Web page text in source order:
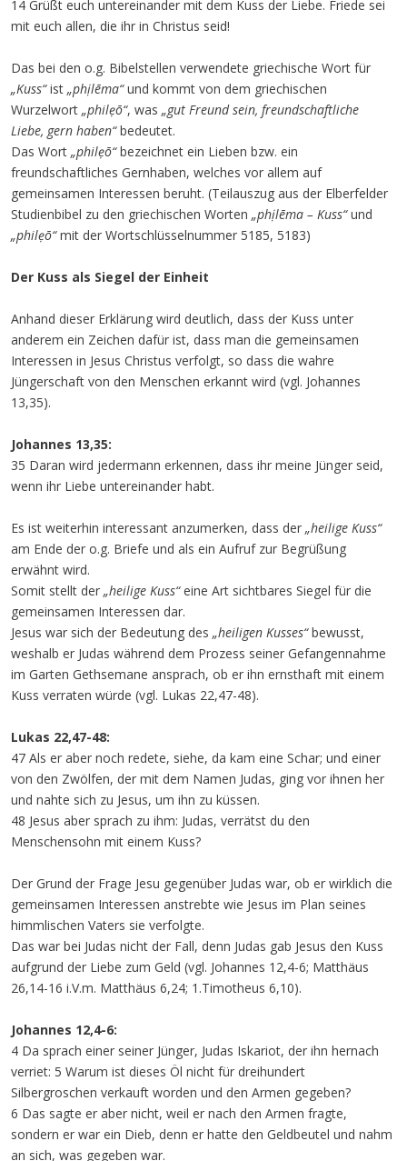
14 Grüßt euch untereinander mit dem Kuss der Liebe. Friede sei
mit euch allen, die ihr in Christus seid!
Das bei den o.g. Bibelstellen verwendete griechische Wort für
„Kuss“ist „phịlēma“und kommt von dem griechischen
Wurzelwort „philẹō“, was „gut Freund sein, freundschaftliche
Liebe, gern haben“bedeutet.
Das Wort „philẹō“bezeichnet ein Lieben bzw. ein
freundschaftliches Gernhaben, welches vor allem auf
gemeinsamen Interessen beruht. (Teilauszug aus der Elberfelder
Studienbibel zu den griechischen Worten „phịlēma – Kuss“und
„philẹō“mit der Wortschlüsselnummer 5185, 5183)
Der Kuss als Siegel der Einheit
Anhand dieser Erklärung wird deutlich, dass der Kuss unter
anderem ein Zeichen dafür ist, dass man die gemeinsamen
Interessen in Jesus Christus verfolgt, so dass die wahre
Jüngerschaft von den Menschen erkannt wird (vgl. Johannes
13,35).
Johannes 13,35:
35 Daran wird jedermann erkennen, dass ihr meine Jünger seid,
wenn ihr Liebe untereinander habt.
Es ist weiterhin interessant anzumerken, dass der „heilige Kuss“
am Ende der o.g. Briefe und als ein Aufruf zur Begrüßung
erwähnt wird.
Somit stellt der „heilige Kuss“eine Art sichtbares Siegel für die
gemeinsamen Interessen dar.
Jesus war sich der Bedeutung des „heiligen Kusses“bewusst,
weshalb er Judas während dem Prozess seiner Gefangennahme
im Garten Gethsemane ansprach, ob er ihn ernsthaft mit einem
Kuss verraten würde (vgl. Lukas 22,47-48).
Lukas 22,47-48:
47 Als er aber noch redete, siehe, da kam eine Schar; und einer
von den Zwölfen, der mit dem Namen Judas, ging vor ihnen her
und nahte sich zu Jesus, um ihn zu küssen.
48 Jesus aber sprach zu ihm: Judas, verrätst du den
Menschensohn mit einem Kuss?
Der Grund der Frage Jesu gegenüber Judas war, ob er wirklich die
gemeinsamen Interessen anstrebte wie Jesus im Plan seines
himmlischen Vaters sie verfolgte.
Das war bei Judas nicht der Fall, denn Judas gab Jesus den Kuss
aufgrund der Liebe zum Geld (vgl. Johannes 12,4-6; Matthäus
26,14-16 i.V.m. Matthäus 6,24; 1.Timotheus 6,10).
Johannes 12,4-6:
4 Da sprach einer seiner Jünger, Judas Iskariot, der ihn hernach
verriet: 5 Warum ist dieses Öl nicht für dreihundert
Silbergroschen verkauft worden und den Armen gegeben?
6 Das sagte er aber nicht, weil er nach den Armen fragte,
sondern er war ein Dieb, denn er hatte den Geldbeutel und nahm
an sich, was gegeben war.